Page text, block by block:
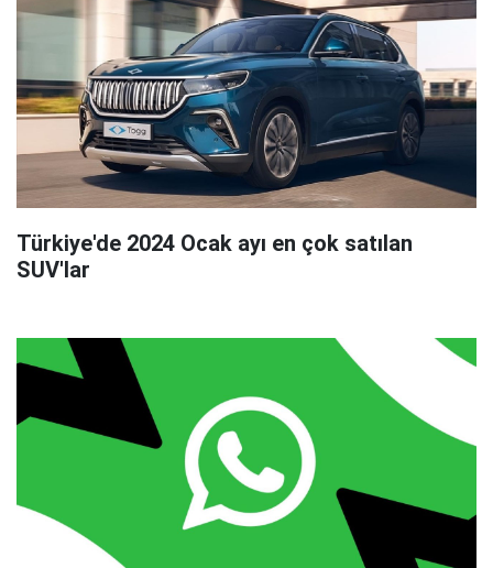
Türkiye'de 2024 Ocak ayı en çok satılan
SUV'lar